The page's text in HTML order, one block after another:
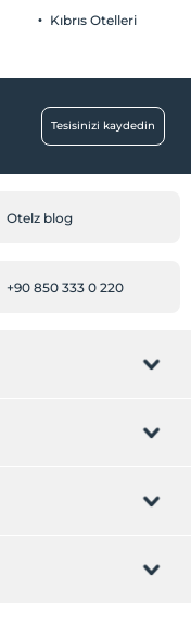
Kıbrıs Otelleri
Tesisinizi kaydedin
Otelz blog
+90 850 333 0 220